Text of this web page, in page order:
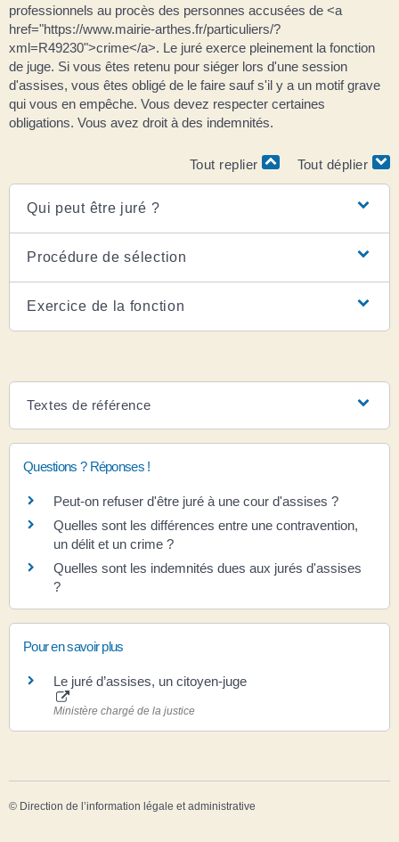
professionnels au procès des personnes accusées de <a
href="https://www.mairie-arthes.fr/particuliers/?
xml=R49230">crime</a>. Le juré exerce pleinement la fonction
de juge. Si vous êtes retenu pour siéger lors d'une session
d'assises, vous êtes obligé de le faire sauf s'il y a un motif grave
qui vous en empêche. Vous devez respecter certaines
obligations. Vous avez droit à des indemnités.
Tout replier Tout déplier
Qui peut être juré ?
Procédure de sélection
Exercice de la fonction
Textes de référence
Questions ? Réponses !
Peut-on refuser d'être juré à une cour d'assises ?
Quelles sont les différences entre une contravention,
un délit et un crime ?
Quelles sont les indemnités dues aux jurés d'assises
?
Pour en savoir plus
Le juré d’assises, un citoyen-juge
Ministère chargé de la justice
© Direction de l’information légale et administrative